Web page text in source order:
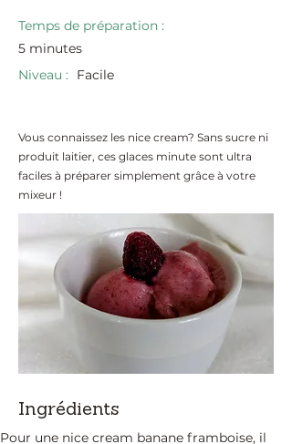
Temps de préparation :
5 minutes
Niveau :
Facile
Vous connaissez les nice cream? Sans sucre ni
produit laitier, ces glaces minute sont ultra
faciles à préparer simplement grâce à votre
mixeur !
Ingrédients
Pour une nice cream banane framboise, il